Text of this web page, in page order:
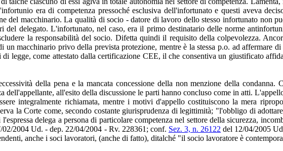
era di competenza pressoché esclusiva dell'infortunato e questi aveva
del macchinario. La qualità di socio - datore di lavoro dello stesso infortunato non
delegato. L'infortunato, nel caso, era il primo destinatario delle norme
la responsabilità del socio. Difetta quindi il requisito della colpevolezza.
macchinario privo della prevista protezione, mentre è la stessa p.o. ad affermare
legge, come attestato dalla certificazione CEE, il che consentiva un giustificato
della pena e la mancata concessione della non menzione della condanna.
dell'appellante, all'esito della discussione le parti hanno concluso come in atti.
integralmente richiamata, mentre i motivi d'appello costituiscono la mera
la Corte come, secondo costante giurisprudenza di legittimità; "l'obbligo di
delega a persona di particolare competenza nel settore della sicurezza,
2004 Ud. - dep. 22/04/2004 - Rv. 228361; conf. Sez. 3, n. 26122 del 12/04/2005
anche i soci lavoratori, (anche di fatto), ditalché "il socio lavoratore è